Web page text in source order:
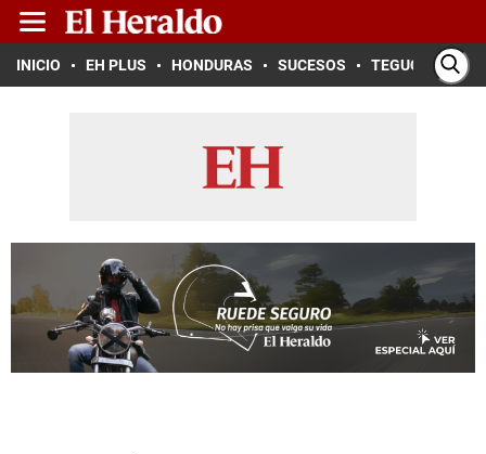
INICIO EH PLUS HONDURAS SUCESOS TEGUCIGALPA